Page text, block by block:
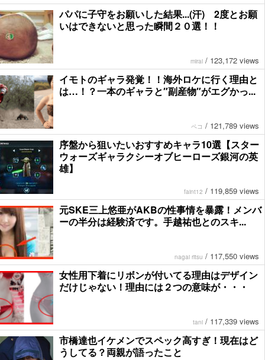
パパに子守をお願いした結果...(汗) 2度とお願
いはできないと思った瞬間２０選！！
mirai / 123,172 views
イモトのギャラ発覚！！海外ロケに行く理由と
は…！？一本のギャラと″副産物″がエグかっ...
ペコ / 121,789 views
序盤から狙いたいおすすめキャラ10選【スター
ウォーズギャラクシーオブヒーローズ銀河の英
雄】
faint12 / 119,859 views
元SKE三上悠亜がAKBの性事情を暴露！メンバ
ーの半分は経験済です。手越祐也とのスキ...
nagai ritsu / 117,550 views
女性用下着にリボンが付いてる理由はデザイン
だけじゃない！理由には２つの意味が・・・
tani / 117,339 views
市橋達也イケメンでスペック高すぎ！現在はど
うしてる？両親が語ったこと